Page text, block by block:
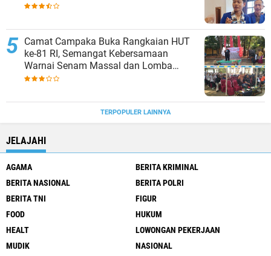
Camat Campaka Buka Rangkaian HUT
ke-81 RI, Semangat Kebersamaan
Warnai Senam Massal dan Lomba
Karaoke Perangkat Desa
TERPOPULER LAINNYA
JELAJAHI
AGAMA
BERITA KRIMINAL
BERITA NASIONAL
BERITA POLRI
BERITA TNI
FIGUR
FOOD
HUKUM
HEALT
LOWONGAN PEKERJAAN
MUDIK
NASIONAL